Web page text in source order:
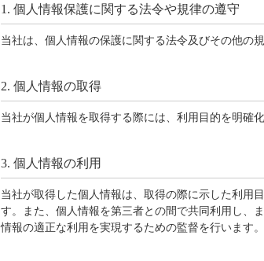
1. 個人情報保護に関する法令や規律の遵守
当社は、個人情報の保護に関する法令及びその他の
2. 個人情報の取得
当社が個人情報を取得する際には、利用目的を明確
3. 個人情報の利用
当社が取得した個人情報は、取得の際に示した利用
す。また、個人情報を第三者との間で共同利用し、
情報の適正な利用を実現するための監督を行います。